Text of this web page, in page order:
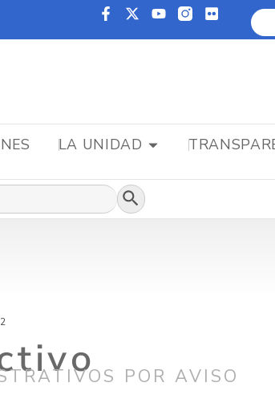
LA UNIDAD
Botón de búsqueda
POR AVISO